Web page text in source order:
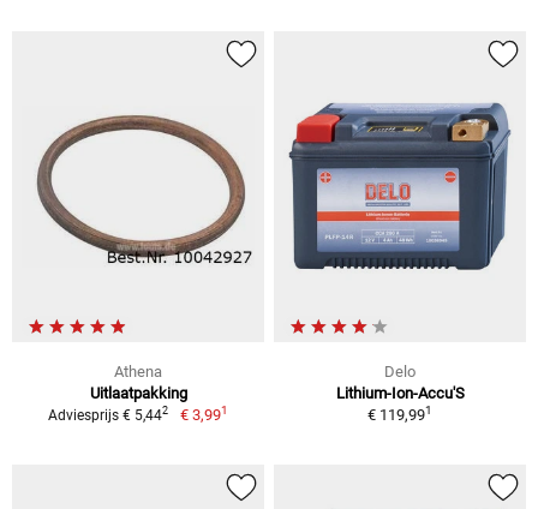
Athena
Uitlaatpakking
Adviesprijs € 5,442 € 3,991
Delo
Lithium-Ion-Accu'S
€ 119,991